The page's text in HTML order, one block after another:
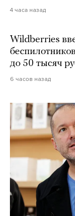
4 часа назад
Wildberries
до 50 тысяч
6 часов назад